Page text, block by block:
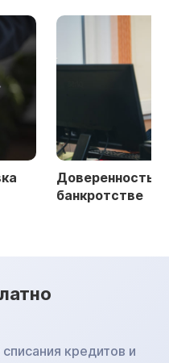
Доверенность
банкротстве
кредитов и